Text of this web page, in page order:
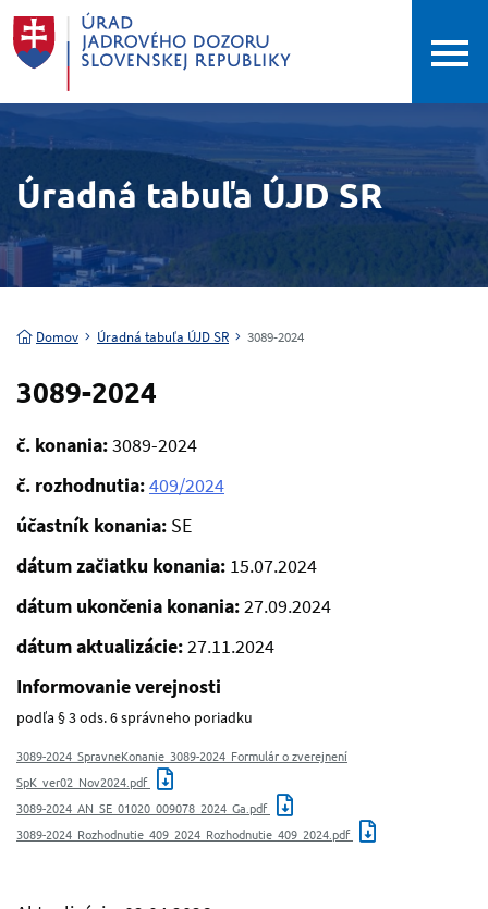
Úradná tabuľa ÚJD SR
Domov Úradná tabuľa ÚJD SR 3089-2024
3089-2024
č. konania:3089-2024
č. rozhodnutia:409/2024
účastník konania: SE
dátum začiatku konania: 15.07.2024
dátum ukončenia konania:27.09.2024
dátum aktualizácie:27.11.2024
Informovanie verejnosti
podľa § 3 ods. 6 správneho poriadku
3089-2024_SpravneKonanie_3089-2024_Formulár o zverejnení
SpK_ver02_Nov2024.pdf
3089-2024_AN_SE_01020_009078_2024_Ga.pdf
3089-2024_Rozhodnutie_409_2024_Rozhodnutie_409_2024.pdf